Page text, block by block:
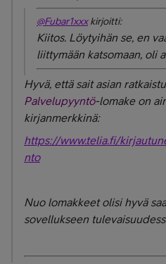
@Fubar1xxxkirjoitti:
Kiitos. Löytyihän se, en
liittymään katsomaan, oli
Hyvä, että sait asian
Palvelupyyntö-lomake on
kirjanmerkkinä:
https://www.telia.fi/
nto
Nuo lomakkeet olisi hyvä
sovellukseen